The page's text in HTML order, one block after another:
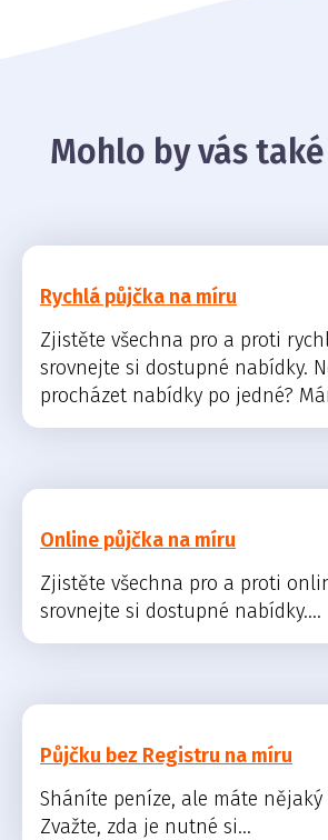
Mohlo by vás
Rychlá půjčka na míru
Zjistěte všechna pro a proti
srovnejte si dostupné nabídky.
procházet nabídky po jedné?
Online půjčka na míru
Zjistěte všechna pro a proti
srovnejte si dostupné nabídky....
Půjčku bez Registru na míru
Sháníte peníze, ale máte
Zvažte, zda je nutné si...